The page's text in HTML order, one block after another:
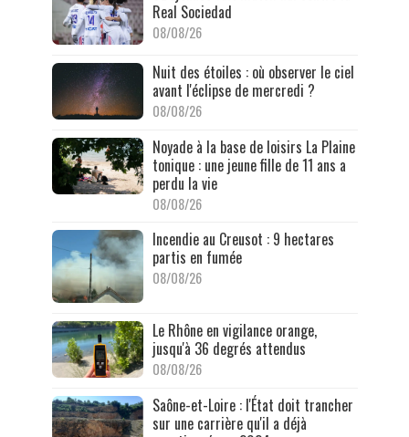
Real Sociedad
08/08/26
Nuit des étoiles : où observer le ciel
avant l'éclipse de mercredi ?
08/08/26
Noyade à la base de loisirs La Plaine
tonique : une jeune fille de 11 ans a
perdu la vie
08/08/26
Incendie au Creusot : 9 hectares
partis en fumée
08/08/26
Le Rhône en vigilance orange,
jusqu'à 36 degrés attendus
08/08/26
Saône-et-Loire : l'État doit trancher
sur une carrière qu'il a déjà